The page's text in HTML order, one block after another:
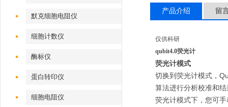
默克细胞电阻仪
细胞计数仪
酶标仪
蛋白转印仪
细胞电阻仪
产品介绍 留
仅供科研
qubit4.0荧光计
荧光计模式
切换到荧光计模式，
算法进行分析校准和
荧光计模式下，您可